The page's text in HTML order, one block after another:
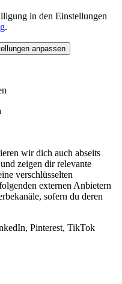
in den Einstellungen
.
anpassen
wir dich auch abseits
zeigen dir relevante
verschlüsselten
externen Anbietern
sofern du deren
Pinterest, TikTok